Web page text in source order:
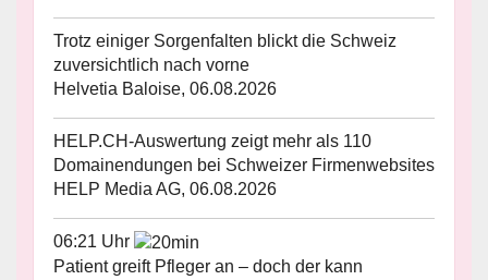
Trotz einiger Sorgenfalten blickt die Schweiz
zuversichtlich nach vorne
Helvetia Baloise, 06.08.2026
HELP.CH-Auswertung zeigt mehr als 110
Domainendungen bei Schweizer Firmenwebsites
HELP Media AG, 06.08.2026
06:21 Uhr
Patient greift Pfleger an – doch der kann